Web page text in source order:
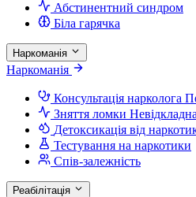
Абстинентний синдром
Біла гарячка
Наркоманія
Наркоманія
Консультація нарколога
Зняття ломки
Детоксикація від
Тестування на наркотики
Спів-залежність
Реабілітація